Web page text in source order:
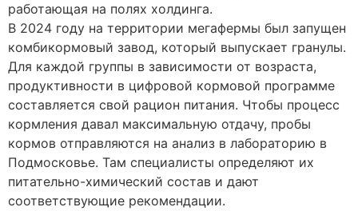
работающая на полях холдинга.
В 2024 году на территории мегафермы был запущен
комбикормовый завод, который выпускает гранулы.
Для каждой группы в зависимости от возраста,
продуктивности в цифровой кормовой программе
составляется свой рацион питания. Чтобы процесс
кормления давал максимальную отдачу, пробы
кормов отправляются на анализ в лабораторию в
Подмосковье. Там специалисты определяют их
питательно-химический состав и дают
соответствующие рекомендации.